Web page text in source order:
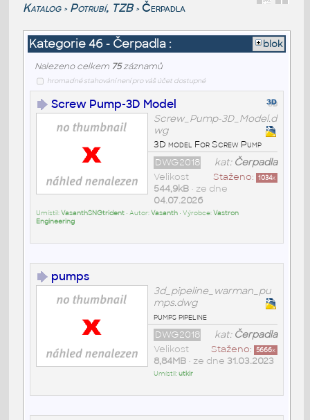
Katalog > Potrubí, TZB > Čerpadla
Kategorie 46 - Čerpadla : blok
Nalezeno celkem 75záznamů
hromadné stahování není pro váš účet dostupné
Screw Pump-3D Model
Screw_Pump-3D_Model.d
wg
3D model For Screw Pump
kat: Čerpadla
DWG2018
Staženo: 1034x
Velikost
544,9kB• ze dne
04.07.2026
Umístil:VasanthSNGtrident• Autor:Vasanth• Výrobce:Vastron
Engineering
pumps
3d_pipeline_warman_pu
mps.dwg
pumps pipeline
kat: Čerpadla
DWG2018
Staženo: 5666x
Velikost
8,84MB• ze dne 31.03.2023
Umístil:utkir